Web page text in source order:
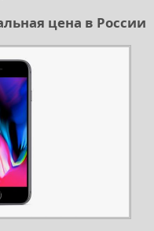
цена в России